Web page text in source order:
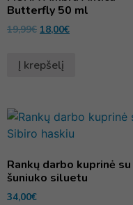
Butterfly 50 ml
19,99€ 18,00€
Į krepšelį
Rankų darbo kuprinė su
šuniuko siluetu
34,00€